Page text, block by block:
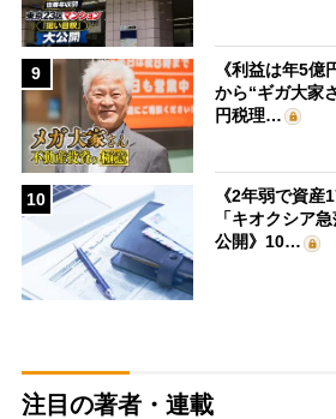
9
《利益は年5億
から“ギガ大家
円税理…
10
《2年弱で資
「キオクシア
公開》10…
注目の著者・連載